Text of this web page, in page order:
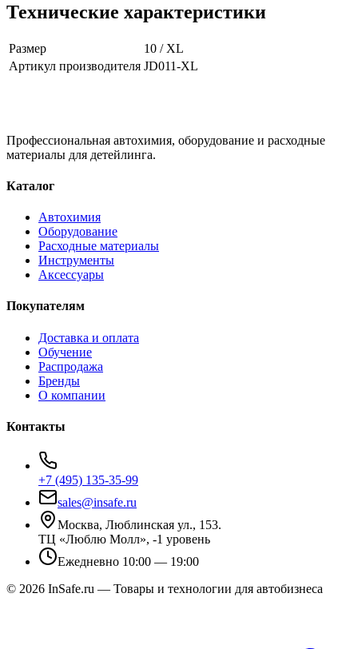
Технические характеристики
Размер
10 / XL
Артикул производителя JD011-XL
Профессиональная автохимия, оборудование и расходные
материалы для детейлинга.
Каталог
Автохимия
Оборудование
Расходные материалы
Инструменты
Аксессуары
Покупателям
Доставка и оплата
Обучение
Распродажа
Бренды
О компании
Контакты
+7 (495) 135-35-99
sales@insafe.ru
Москва, Люблинская ул., 153.
ТЦ «Люблю Молл», -1 уровень
Ежедневно 10:00 — 19:00
© 2026 InSafe.ru — Товары и технологии для автобизнеса